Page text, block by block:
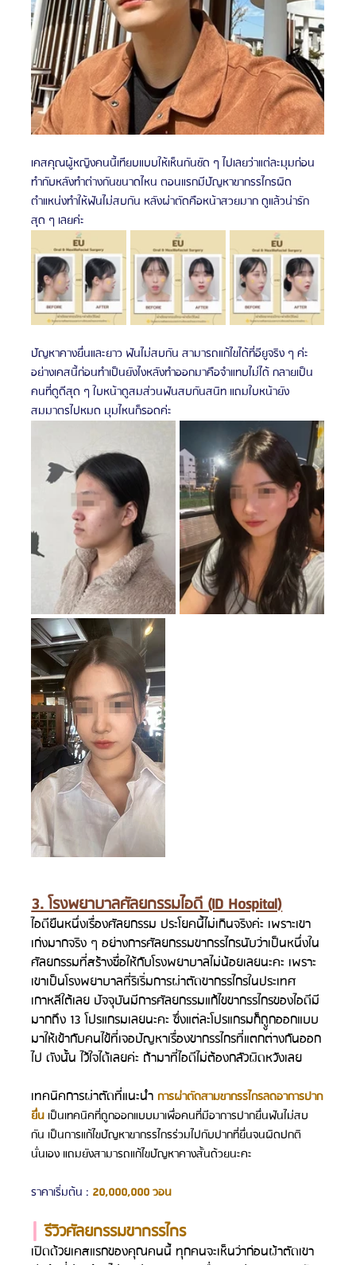
เคสคุณผู้หญิงคนนี้เทียบแบบให้เห็นกันชัด ๆ ไปเลยว่าแต่ละมุมก่อน
ทำกับหลังทำต่างกันขนาดไหน ตอนแรกมีปัญหาขากรรไกรผิด
ตำแหน่งทำให้ฟันไม่สบกัน หลังผ่าตัดคือหน้าสวยมาก ดูแล้วน่ารัก
สุด ๆ เลยค่ะ
ปัญหาคางยื่นและยาว ฟันไม่สบกัน สามารถแก้ไขได้ที่อียูจริง ๆ ค่ะ
อย่างเคสนี้ก่อนทำเป็นยังไงหลังทำออกมาคือจำแทบไม่ได้ กลายเป็น
คนที่ดูดีสุด ๆ ใบหน้าดูสมส่วนฟันสบกันสนิท แถมใบหน้ายัง
สมมาตรไปหมด มุมไหนก็รอดค่ะ
3. โรงพยาบาลศัลยกรรมไอดี (ID Hospital)
ไอดียืนหนึ่งเรื่องศัลยกรรม ประโยคนี้ไม่เกินจริงค่ะ เพราะเขา
เก่งมากจริง ๆ อย่างการศัลยกรรมขากรรไกรนับว่าเป็นหนึ่งใน
ศัลยกรรมที่สร้างชื่อให้กับโรงพยาบาลไม่น้อยเลยนะคะ เพราะ
เขาเป็นโรงพยาบาลที่ริเริ่มการผ่าตัดขากรรไกรในประเทศ
เกาหลีใต้เลย ปัจจุบันมีการศัลยกรรมแก้ไขขากรรไกรของไอดีมี
มากถึง 13 โปรแกรมเลยนะคะ ซึ่งแต่ละโปรแกรมก็ถููกออกแบบ
มาให้เข้ากับคนไข้ที่เจอปัญหาเรื่องขากรรไกรที่แตกต่างกันออก
ไป ดังนั้น ไว้ใจได้เลยค่ะ ถ้ามาที่ไอดีไม่ต้องกลัวผิดหวังเลย
เทคนิคการผ่าตัดที่แนะนำ การผ่าตัดสามขากรรไกรลดอาการปาก
ยื่น เป็นเทคนิคที่ถูกออกแบบมาเพื่อคนที่มีอาการปากยื่นฟันไม่สบ
กัน เป็นการแก้ไขปัญหาขากรรไกรร่วมไปกับปากที่ยื่นจนผิดปกติ
นั่นเอง แถมยังสามารถแก้ไขปัญหาคางสั้นด้วยนะคะ
ราคาเริ่มต้น : 20,000,000 วอน
| รีวิวศัลยกรรมขากรรไกร
เปิดด้วยเคสแรกของคุณคนนี้ ทุกคนจะเห็นว่าก่อนผ้าตัดเขา